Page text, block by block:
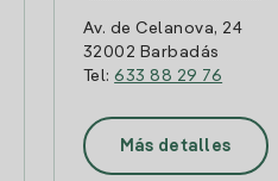
Av. de Celanova, 24
32002 Barbadás
Tel:633 88 29 76
Más detalles